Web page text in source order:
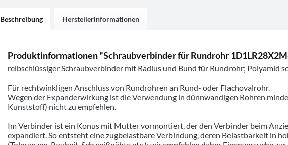
Beschreibung Herstellerinformationen
Produktinformationen "Schraubverbinder für Rundrohr
reibschlüssiger Schraubverbinder mit Radius und Bund für Rundrohr; Polyamid
Für rechtwinkligen Anschluss von Rundrohren an Rund- oder Flachovalrohr.
Wegen der Expanderwirkung ist die Verwendung in dünnwandigen Rohren
Kunststoff) nicht zu empfehlen.
Im Verbinder ist ein Konus mit Mutter vormontiert, der den Verbinder beim
expandiert. So entsteht eine zugbelastbare Verbindung, deren Belastbarkeit in